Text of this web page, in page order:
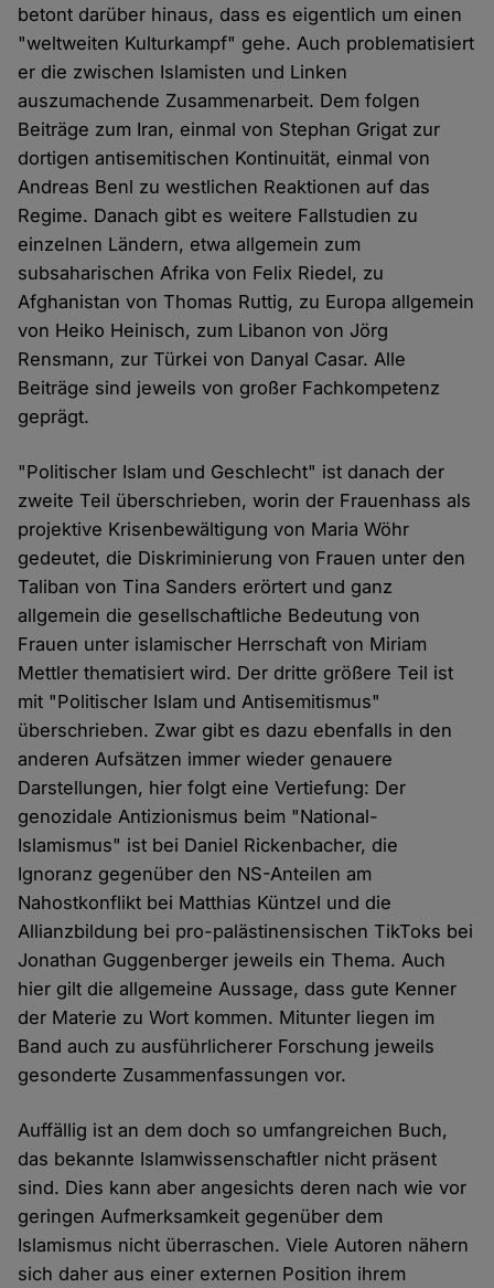
betont darüber hinaus, dass es eigentlich um einen
"weltweiten Kulturkampf" gehe. Auch problematisiert
er die zwischen Islamisten und Linken
auszumachende Zusammenarbeit. Dem folgen
Beiträge zum Iran, einmal von Stephan Grigat zur
dortigen antisemitischen Kontinuität, einmal von
Andreas Benl zu westlichen Reaktionen auf das
Regime. Danach gibt es weitere Fallstudien zu
einzelnen Ländern, etwa allgemein zum
subsaharischen Afrika von Felix Riedel, zu
Afghanistan von Thomas Ruttig, zu Europa allgemein
von Heiko Heinisch, zum Libanon von Jörg
Rensmann, zur Türkei von Danyal Casar. Alle
Beiträge sind jeweils von großer Fachkompetenz
geprägt.
"Politischer Islam und Geschlecht" ist danach der
zweite Teil überschrieben, worin der Frauenhass als
projektive Krisenbewältigung von Maria Wöhr
gedeutet, die Diskriminierung von Frauen unter den
Taliban von Tina Sanders erörtert und ganz
allgemein die gesellschaftliche Bedeutung von
Frauen unter islamischer Herrschaft von Miriam
Mettler thematisiert wird. Der dritte größere Teil ist
mit "Politischer Islam und Antisemitismus"
überschrieben. Zwar gibt es dazu ebenfalls in den
anderen Aufsätzen immer wieder genauere
Darstellungen, hier folgt eine Vertiefung: Der
genozidale Antizionismus beim "National-
Islamismus" ist bei Daniel Rickenbacher, die
Ignoranz gegenüber den NS-Anteilen am
Nahostkonflikt bei Matthias Küntzel und die
Allianzbildung bei pro-palästinensischen TikToks bei
Jonathan Guggenberger jeweils ein Thema. Auch
hier gilt die allgemeine Aussage, dass gute Kenner
der Materie zu Wort kommen. Mitunter liegen im
Band auch zu ausführlicherer Forschung jeweils
gesonderte Zusammenfassungen vor.
Auffällig ist an dem doch so umfangreichen Buch,
das bekannte Islamwissenschaftler nicht präsent
sind. Dies kann aber angesichts deren nach wie vor
geringen Aufmerksamkeit gegenüber dem
Islamismus nicht überraschen. Viele Autoren nähern
sich daher aus einer externen Position ihrem